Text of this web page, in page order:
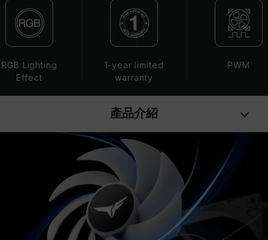
RGB Lighting
Effect
1-year limited
warranty
PWM
產品介紹